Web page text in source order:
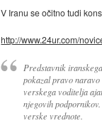
V Iranu se očitno tudi
http://www.24ur.com/
Predstavnik
pokazal pravo
verskega voditelja
njegovih
verske vrednote.